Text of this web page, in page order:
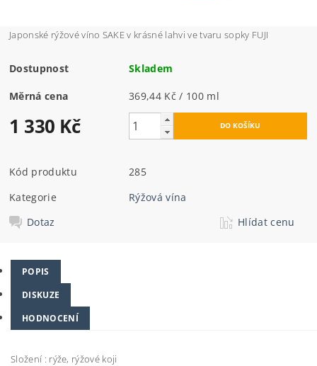
Japonské rýžové víno SAKE v krásné lahvi ve tvaru sopky FUJI
Dostupnost Skladem
Měrná cena 369,44 Kč / 100 ml
1 330 Kč
Kód produktu
285
Kategorie
Rýžová vína
Dotaz
Hlídat cenu
POPIS
DISKUZE
HODNOCENÍ
Složení : rýže, rýžové koji